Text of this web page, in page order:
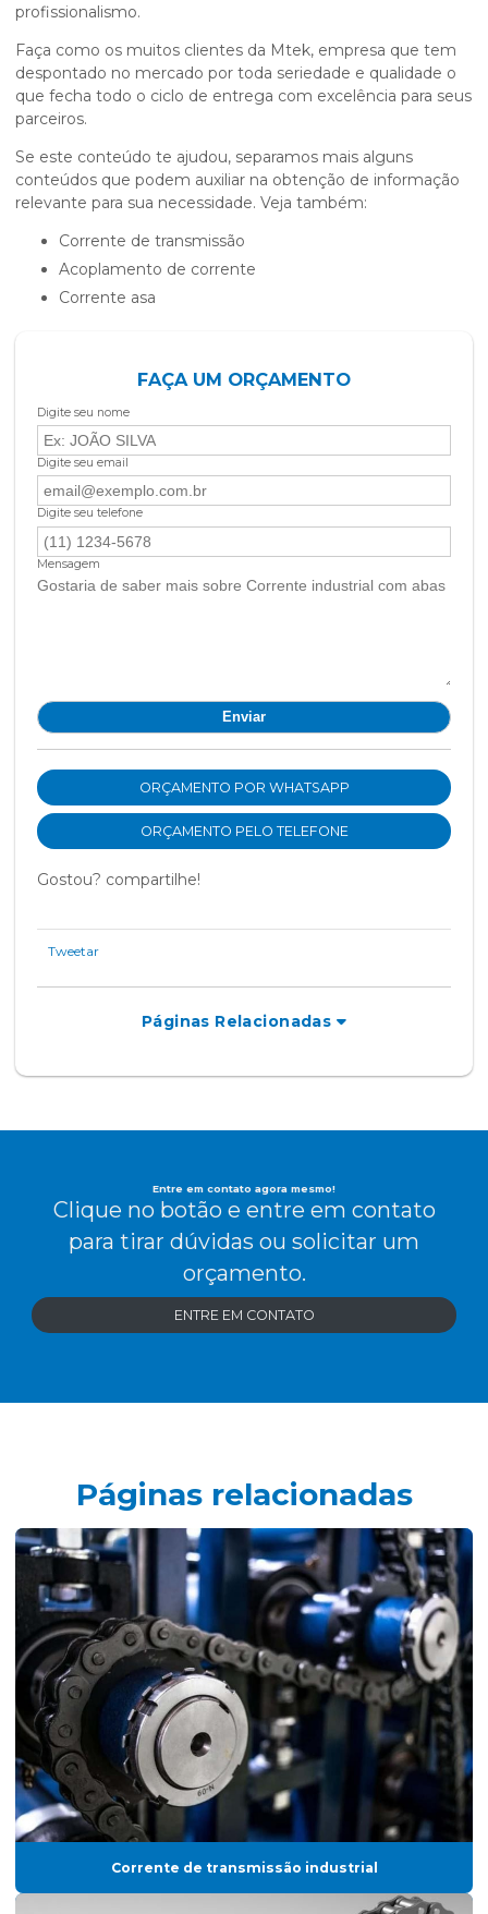
profissionalismo.
Faça como os muitos clientes da Mtek, empresa que tem
despontado no mercado por toda seriedade e qualidade o
que fecha todo o ciclo de entrega com excelência para seus
parceiros.
Se este conteúdo te ajudou, separamos mais alguns
conteúdos que podem auxiliar na obtenção de informação
relevante para sua necessidade. Veja também:
corrente de transmissão
acoplamento de corrente
corrente asa
FAÇA UM ORÇAMENTO
Digite seu nome
Digite seu email
Digite seu telefone
Mensagem
ORÇAMENTO POR WHATSAPP
ORÇAMENTO PELO TELEFONE
Gostou? compartilhe!
Tweetar
Páginas Relacionadas
Entre em contato agora mesmo!
Clique no botão e entre em contato
para tirar dúvidas ou solicitar um
orçamento.
ENTRE EM CONTATO
Páginas relacionadas
Corrente de transmissão industrial